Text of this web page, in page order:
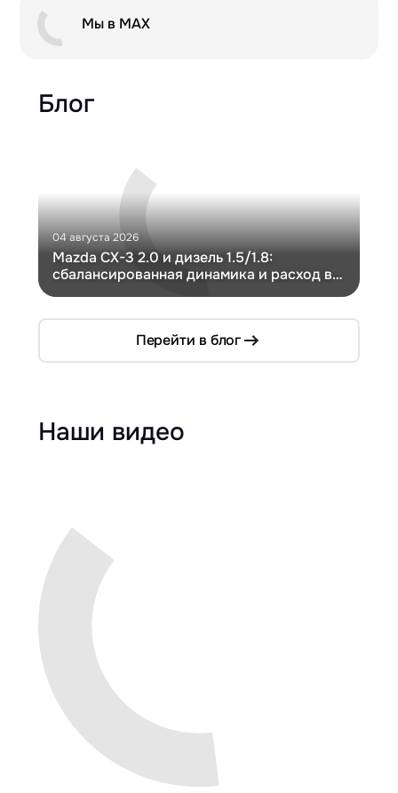
Мы в MAX
Блог
04 августа 2026
Mazda CX-3 2.0 и дизель 1.5/1.8:
сбалансированная динамика и расход в
Перейти в блог
Наши видео